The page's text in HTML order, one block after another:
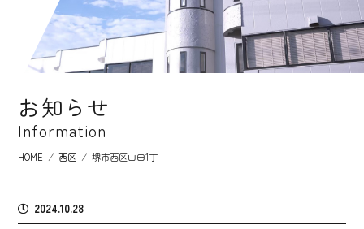
お知らせ
Information
HOME ⁄ 西区 ⁄ 堺市西区山田1丁
2024.10.28